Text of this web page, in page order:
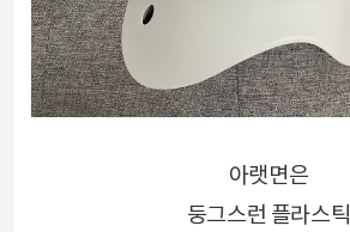
아랫면은
둥그스런 플라스틱